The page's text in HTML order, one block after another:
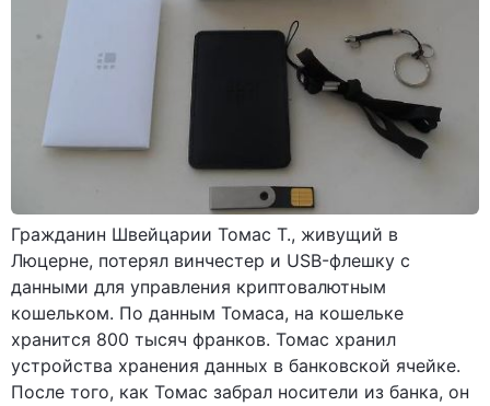
Гражданин Швейцарии Томас Т., живущий в
Люцерне, потерял винчестер и USB-флешку с
данными для управления криптовалютным
кошельком. По данным Томаса, на кошельке
хранится 800 тысяч франков. Томас хранил
устройства хранения данных в банковской ячейке.
После того, как Томас забрал носители из банка, он